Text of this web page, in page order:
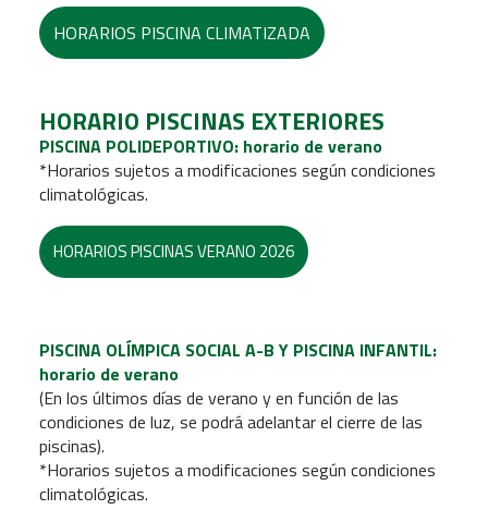
HORARIOS PISCINA CLIMATIZADA
HORARIO PISCINAS EXTERIORES
PISCINA POLIDEPORTIVO: horario de verano
*Horarios sujetos a modificaciones según condiciones
climatológicas.
HORARIOS PISCINAS VERANO 2026
PISCINA OLÍMPICA SOCIAL A-B Y PISCINA INFANTIL:
horario de verano
(En los últimos días de verano y en función de las
condiciones de luz, se podrá adelantar el cierre de las
piscinas).
*Horarios sujetos a modificaciones según condiciones
climatológicas.